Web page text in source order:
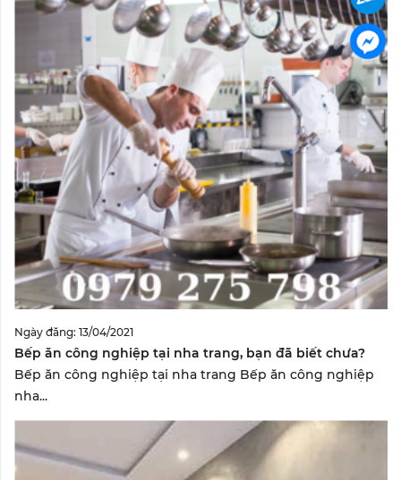
Ngày đăng: 13/04/2021
Bếp ăn công nghiệp tại nha trang, bạn đã biết chưa?
Bếp ăn công nghiệp tại nha trang Bếp ăn công nghiệp
nha...